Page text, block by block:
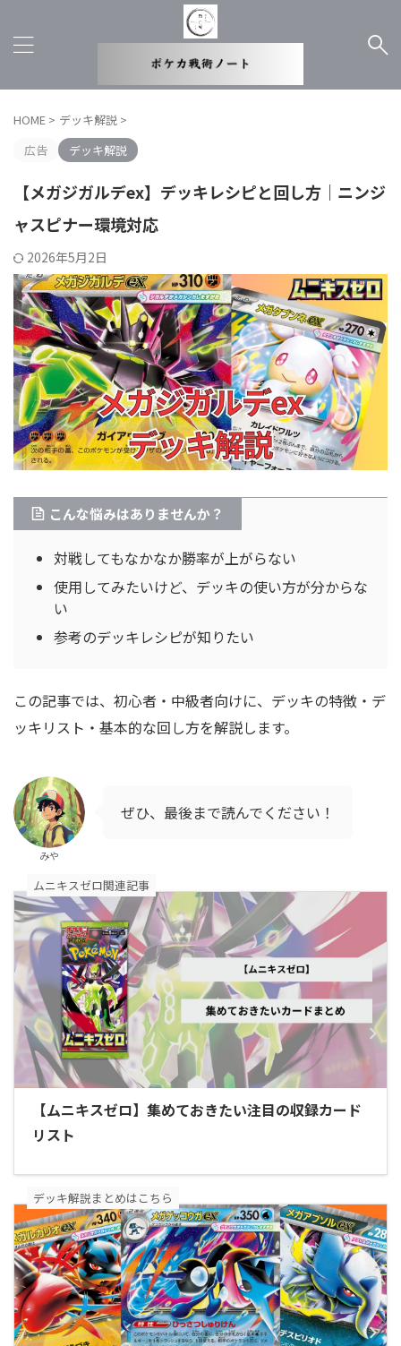
HOME > デッキ解説 >
広告
デッキ解説
【メガジガルデex】デッキレシピと回し方｜ニンジ
ャスピナー環境対応
2026年5月2日
こんな悩みはありませんか？
対戦してもなかなか勝率が上がらない
使用してみたいけど、デッキの使い方が分からな
い
参考のデッキレシピが知りたい
この記事では、初心者・中級者向けに、デッキの特徴・デ
ッキリスト・基本的な回し方を解説します。
みや
ぜひ、最後まで読んでください！
【ムニキスゼロ】集めておきたい注目の収録カード
リスト
ムニキスゼロ関連記事
デッキ解説まとめはこちら